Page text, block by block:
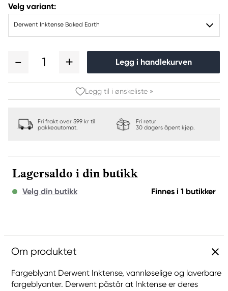
Velg variant:
Derwent Inktense Baked Earth
1 Legg i handlekurven
Legg til i ønskeliste »
Fri frakt over 599 kr til
pakkeautomat.
Fri retur
30 dagers åpent kjøp.
Lagersaldo i din butikk
Velg din butikk Finnes i 1 butikker
Om produktet
Fargeblyant Derwent Inktense, vannløselige og laverbare
fargeblyanter. Derwent påstår at Inktense er deres